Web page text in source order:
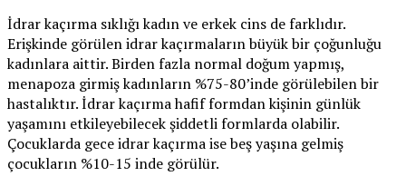
İdrar kaçırma sıklığı kadın ve erkek cins de farklıdır.
Erişkinde görülen idrar kaçırmaların büyük bir çoğunluğu
kadınlara aittir. Birden fazla normal doğum yapmış,
menapoza girmiş kadınların %75-80’inde görülebilen bir
hastalıktır. İdrar kaçırma hafif formdan kişinin günlük
yaşamını etkileyebilecek şiddetli formlarda olabilir.
Çocuklarda gece idrar kaçırma ise beş yaşına gelmiş
çocukların %10-15 inde görülür.